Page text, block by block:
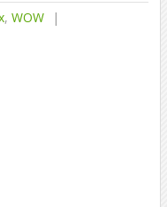
, WOW